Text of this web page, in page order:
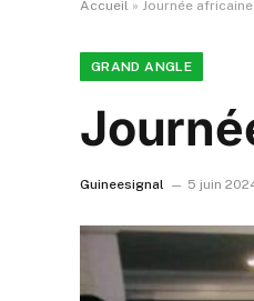
Accueil » Journée
GRAND ANGLE
Guineesignal 5 juin